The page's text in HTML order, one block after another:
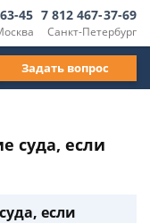
45
Санкт-Петербург
7 812 467-37-69
Задать вопрос
суда, если
если